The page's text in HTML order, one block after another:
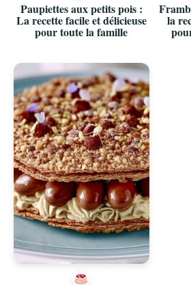
Paupiettes aux petits pois :
La recette facile et délicieuse
pour toute la famille
la